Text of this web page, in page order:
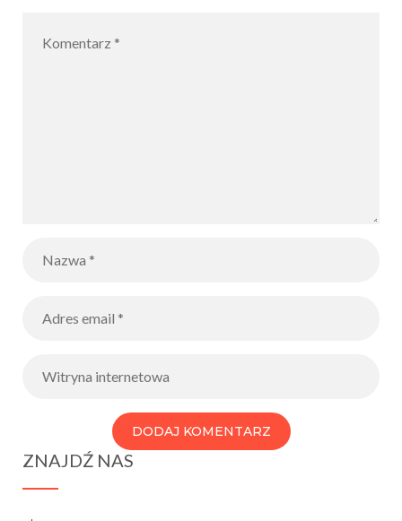
ZNAJDŹ NAS